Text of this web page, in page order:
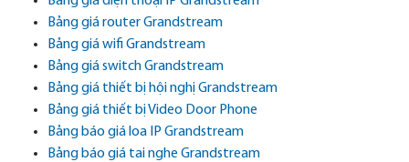
Bảng giá router Grandstream
Bảng giá wifi Grandstream
Bảng giá switch Grandstream
Bảng giá thiết bị hội nghị Grandstream
Bảng giá thiết bị Video Door Phone
Bảng báo giá loa IP Grandstream
Bảng báo giá tai nghe Grandstream